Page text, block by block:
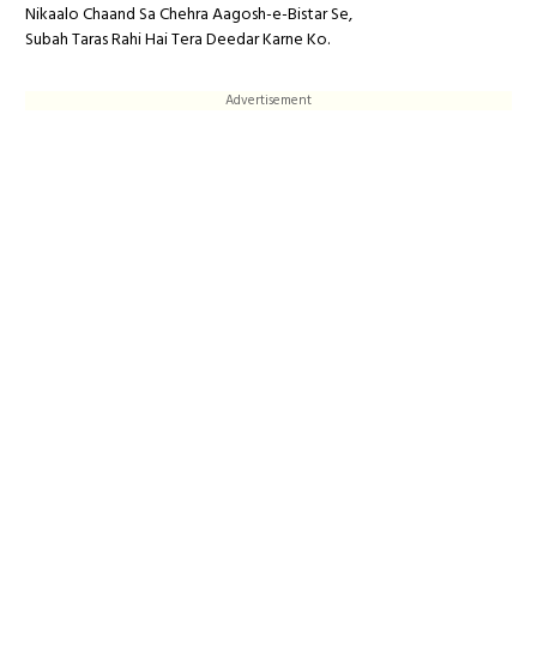
Nikaalo Chaand Sa Chehra Aagosh-e-Bistar Se,
Subah Taras Rahi Hai Tera Deedar Karne Ko.
Advertisement